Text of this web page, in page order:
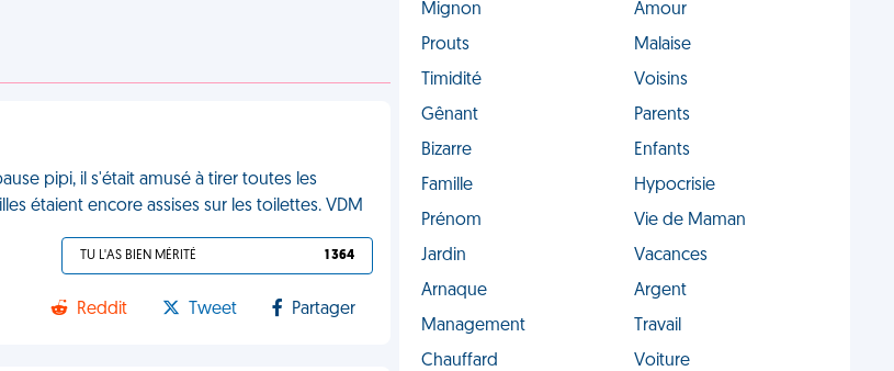
pipi, il s'était amusé à tirer toutes les
étaient encore assises sur les toilettes. VDM
TU L'AS BIEN MÉRITÉ 1 364
Reddit Tweet Partager
Mignon
Amour
Prouts
Malaise
Timidité
Voisins
Gênant
Parents
Bizarre
Enfants
Famille
Hypocrisie
Prénom
Vie de Maman
Jardin
Vacances
Arnaque
Argent
Management
Travail
Chauffard
Voiture